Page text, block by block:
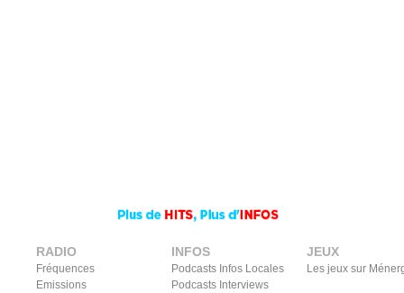
RADIO
Fréquences
Emissions
INFOS
Podcasts Infos Locales
Podcasts Interviews
JEUX
Les jeux sur